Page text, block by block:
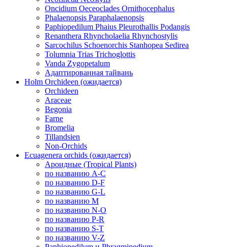
Oncidium Oeceoclades Ornithocephalus
Phalaenopsis Paraphalaenopsis
Paphiopedilum Phaius Pleurothallis Podangis
Renanthera Rhyncholaelia Rhynchostylis
Sarcochilus Schoenorchis Stanhopea Sedirea
Tolumnia Trias Trichoglottis
Vanda Zygopetalum
Адаптированная тайвань
Holm Orchideen (ожидается)
Orchideen
Araceae
Begonia
Farne
Bromelia
Tillandsien
Non-Orchids
Ecuagenera orchids (ожидается)
Ароидные (Tropical Plants)
по названию A-C
по названию D-F
по названию G-L
по названию M
по названию N-O
по названию P-R
по названию S-T
по названию V-Z